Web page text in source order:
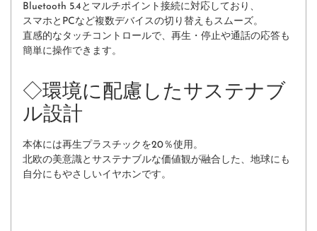
Bluetooth 5.4とマルチポイント接続に対応しており、
スマホとPCなど複数デバイスの切り替えもスムーズ。
直感的なタッチコントロールで、再生・停止や通話の応答も
簡単に操作できます。
◇環境に配慮したサステナブ
ル設計
本体には再生プラスチックを20％使用。
北欧の美意識とサステナブルな価値観が融合した、地球にも
自分にもやさしいイヤホンです。